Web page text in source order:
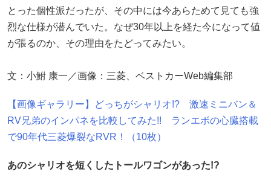
とった個性派だったが、その中には今あらためて見ても強
烈な仕様が潜んでいた。なぜ30年以上を経た今になって値
が張るのか、その理由をたどってみたい。
文：小鮒 康一／画像：三菱、ベストカーWeb編集部
【画像ギャラリー】どっちがシャリオ!? 激速ミニバン＆
RV兄弟のインパネを比較してみた!! ランエボの心臓搭載
で90年代三菱爆裂なRVR！（10枚）
あのシャリオを短くしたトールワゴンがあった!?